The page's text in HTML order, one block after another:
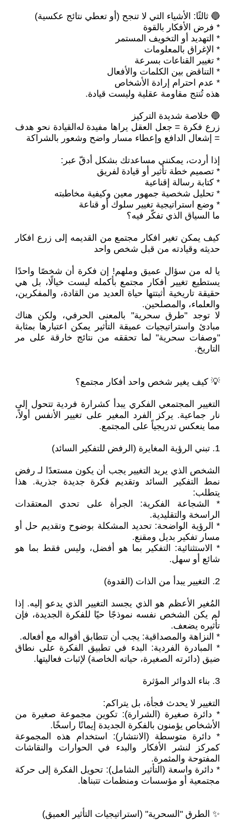
🔵 ثالثًا: الأشياء التي لا تنجح (أو تعطي نتائج عكسية)
* فرض الأفكار بالقوة
* التهديد أو التخويف المستمر
* الإغراق بالمعلومات
* تغيير القناعات بسرعة
* التناقض بين الكلمات والأفعال
* عدم احترام إرادة الأشخاص
هذه تُنتج مقاومة عقلية وليست قيادة.
🔵 خلاصة شديدة التركيز
زرع فكرة = جعل العقل يراها مفيدة له القيادة نحو هدف
= إشعال الدافع وإعطاء مسار واضح وشعور بالشراكة
إذا أردت، يمكنني مساعدتك بشكل أدقّ عبر:
* تصميم خطة تأثير أو قيادة لفريق
* كتابة رسالة إقناعية
* تحليل شخصية جمهور معين وكيفية مخاطبته
* وضع استراتيجية تغيير سلوك أو قناعة
ما السياق الذي تفكّر فيه؟
كيف يمكن تغير افكار مجتمع من القديمه إلى زرع افكار
حديثه وقيادته من قبل شخص واحد
‎يا له من سؤال عميق وملهم! إن فكرة أن شخصًا واحدًا
يستطيع تغيير أفكار مجتمع بأكمله ليست خيالًا، بل هي
حقيقة تاريخية أثبتتها حياة العديد من القادة، والمفكرين،
والعلماء، والمصلحين.
‎لا توجد "طرق سحرية" بالمعنى الحرفي، ولكن هناك
مبادئ واستراتيجيات عميقة التأثير يمكن اعتبارها بمثابة
"وصفات سحرية" لما تحققه من نتائج خارقة على مر
التاريخ.
‎التغيير المجتمعي الفكري يبدأ كشرارة فردية تتحول إلى
نار جماعية. يركز الفرد المغير على تغيير الأنفس أولاً،
مما ينعكس تدريجياً على المجتمع.
‎1. تبني الرؤية المغايرة (الرفض للتفكير السائد)
‎الشخص الذي يريد التغيير يجب أن يكون مستعدًا لـ رفض
نمط التفكير السائد وتقديم فكرة جديدة جذرية. هذا
يتطلب:
* الشجاعة الفكرية: الجرأة على تحدي المعتقدات
الراسخة والتقليدية.
* الرؤية الواضحة: تحديد المشكلة بوضوح وتقديم حل أو
مسار تفكير بديل ومقنع.
* الاستثنائية: التفكير بما هو أفضل، وليس فقط بما هو
شائع أو سهل.
‎2. التغيير يبدأ من الذات (القدوة)
‎المُغير الأعظم هو الذي يجسد التغيير الذي يدعو إليه. إذا
لم يكن الشخص نفسه نموذجًا حيًا للفكرة الجديدة، فإن
تأثيره يضعف.
* النزاهة والمصداقية: يجب أن تتطابق أقواله مع أفعاله.
* المبادرة الفردية: البدء في تطبيق الفكرة على نطاق
ضيق (دائرته الصغيرة، حياته الخاصة) لإثبات فعاليتها.
‎3. بناء الدوائر المؤثرة
* دائرة صغيرة (الشرارة): تكوين مجموعة صغيرة من
الأشخاص يؤمنون بالفكرة الجديدة إيمانًا راسخًا.
* دائرة متوسطة (الانتشار): استخدام هذه المجموعة
كمركز لنشر الأفكار والبدء في الحوارات والنقاشات
المفتوحة والمثمرة.
* دائرة واسعة (التأثير الشامل): تحويل الفكرة إلى حركة
مجتمعية أو مؤسسات ومنظمات تتبناها.